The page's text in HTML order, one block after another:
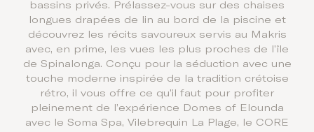
bassins privés. Prélassez-vous sur des chaises
longues drapées de lin au bord de la piscine et
découvrez les récits savoureux servis au Makris
avec, en prime, les vues les plus proches de l’île
de Spinalonga. Conçu pour la séduction avec une
touche moderne inspirée de la tradition crétoise
rétro, il vous offre ce qu’il faut pour profiter
pleinement de l’expérience Domes of Elounda
avec le Soma Spa, Vilebrequin La Plage, le CORE